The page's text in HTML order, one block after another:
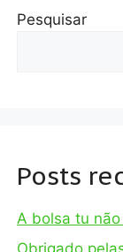
Pesquisar
Posts
A bolsa tu não
Obrigado